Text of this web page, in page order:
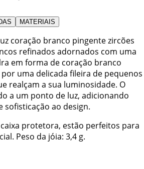
MATERIAIS
coração branco pingente zircões
refinados adornados com uma
em forma de coração branco
uma delicada fileira de pequenos
realçam a sua luminosidade. O
a um ponto de luz, adicionando
sofisticação ao design.
protetora, estão perfeitos para
Peso da jóia: 3,4 g.